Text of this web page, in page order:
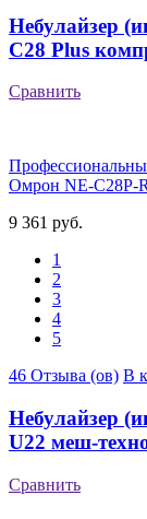
Небулайзер
C28 Plus
Сравнить
Омрон NE-C28P-
9 361 руб.
1
2
3
4
5
46 Отзыва (ов) В
Небулайзер
U22 меш-
Сравнить